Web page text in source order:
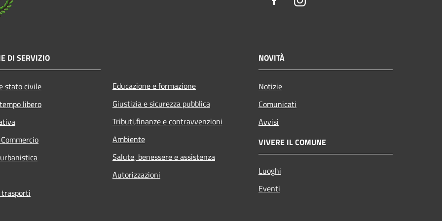
DI SERVIZIO
stato civile
libero
Educazione e formazione
Giustizia e sicurezza pubblica
Tributi,finanze e contravvenzioni
Ambiente
Salute, benessere e assistenza
Autorizzazioni
NOVITÀ
Notizie
Comunicati
Avvisi
VIVERE IL COMUNE
Luoghi
Eventi